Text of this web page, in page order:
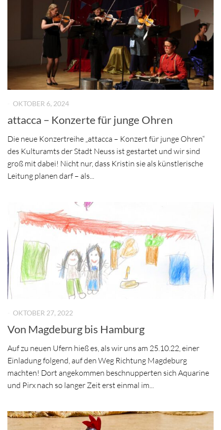
OKTOBER 6, 2024
attacca – Konzerte für junge Ohren
Die neue Konzertreihe „attacca – Konzert für junge Ohren“
des Kulturamts der Stadt Neuss ist gestartet und wir sind
groß mit dabei! Nicht nur, dass Kristin sie als künstlerische
Leitung planen darf – als...
OKTOBER 27, 2022
Von Magdeburg bis Hamburg
Auf zu neuen Ufern hieß es, als wir uns am 25.10.22, einer
Einladung folgend, auf den Weg Richtung Magdeburg
machten! Dort angekommen beschnupperten sich Aquarine
und Pirx nach so langer Zeit erst einmal im...